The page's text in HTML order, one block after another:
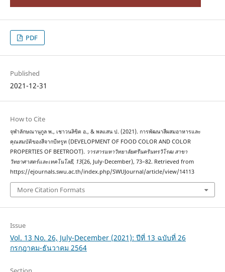
PDF
Published
2021-12-31
How to Cite
จุฬาลักษณานุกูล พ., เชาวนลิขิต อ., & พลแสน ป. (2021). การพัฒนาสีผสมอาหารและ
คุณสมบัติของสีจากบีทรูท (DEVELOPMENT OF FOOD COLOR AND COLOR
PROPERTIES OF BEETROOT). วารสารมหาวิทยาลัยศรีนครินทรวิโรฒ สาขา
วิทยาศาสตร์และเทคโนโลยี, 13(26, July-December), 73–82. Retrieved from
https://ejournals.swu.ac.th/index.php/SWUJournal/article/view/14113
More Citation Formats
Issue
Vol. 13 No. 26, July-December (2021): ปีที่ 13 ฉบับที่ 26
กรกฎาคม-ธันวาคม 2564